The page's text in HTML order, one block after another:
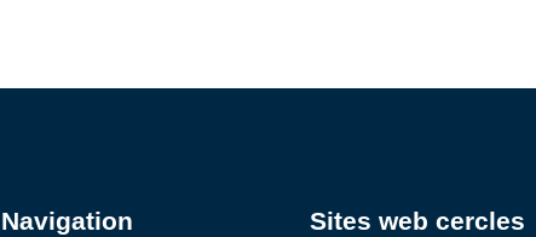
Navigation Sites web cercles